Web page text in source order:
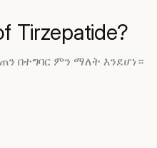
Tirzepatide?
በተግባር ምን ማለት እንደሆነ።